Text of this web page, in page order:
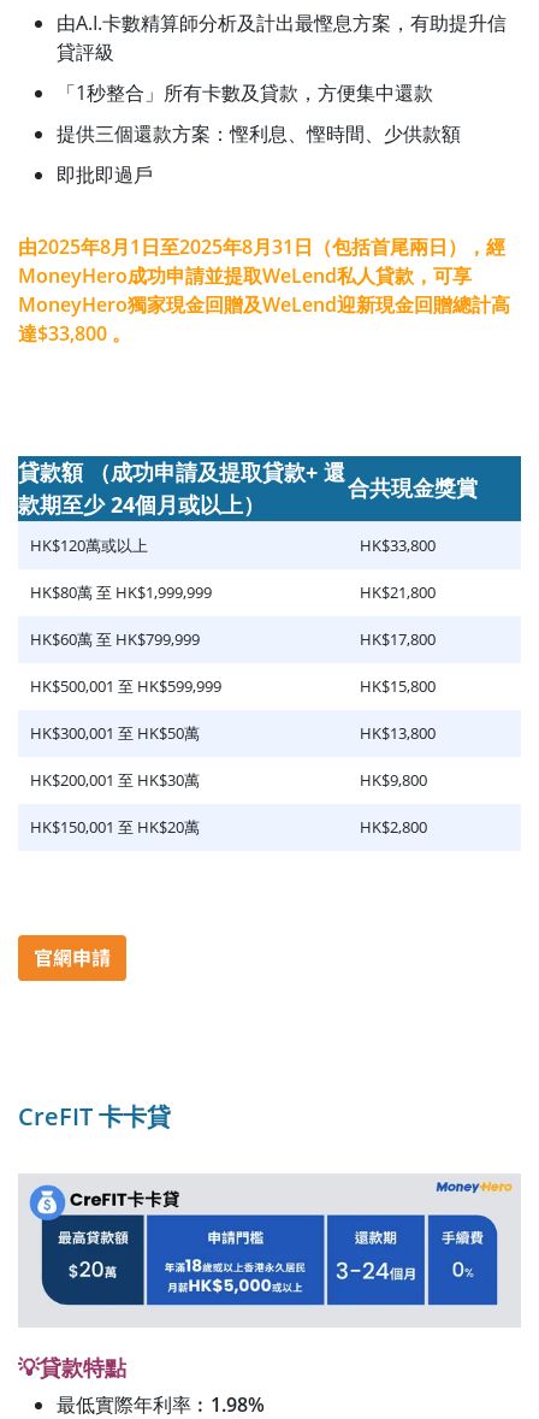
由A.I.卡數精算師分析及計出最慳息方案，有助提升信
貸評級
「1秒整合」所有卡數及貸款，方便集中還款
提供三個還款方案：慳利息、慳時間、少供款額
即批即過戶
由2025年8月1日至2025年8月31日（包括首尾兩日），經
MoneyHero成功申請並提取WeLend私人貸款，可享
MoneyHero獨家現金回贈及WeLend迎新現金回贈總計高
達$33,800 。
貸款額 （成功申請及提取貸款+ 還
款期至少 24個月或以上）
合共現金獎賞
HK$120萬或以上 HK$33,800
HK$80萬 至 HK$1,999,999 HK$21,800
HK$60萬 至 HK$799,999 HK$17,800
HK$500,001 至 HK$599,999 HK$15,800
HK$300,001 至 HK$50萬 HK$13,800
HK$200,001 至 HK$30萬 HK$9,800
HK$150,001 至 HK$20萬 HK$2,800
CreFIT 卡卡貸
💡貸款特點
最低實際年利率︰ 1.98%